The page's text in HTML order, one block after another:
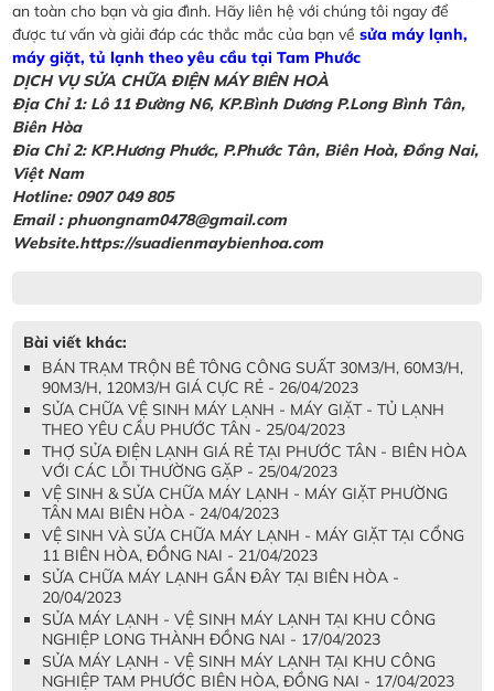
an toàn cho bạn và gia đình. Hãy liên hệ với chúng tôi ngay để
được tư vấn và giải đáp các thắc mắc của bạn vềsửa máy lạnh,
máy giặt, tủ lạnh theo yêu cầu tại Tam Phước
DỊCH VỤ SỬA CHỮA ĐIỆN MÁY BIÊN HOÀ
Địa Chỉ 1: Lô 11 Đường N6, KP.Bình Dương P.Long Bình Tân,
Biên Hòa
Đia Chỉ 2: KP.Hương Phước, P.Phước Tân, Biên Hoà, Đồng Nai,
Việt Nam
Hotline: 0907 049 805
Email : phuongnam0478@gmail.com
Website.https://suadienmaybienhoa.com
Bài viết khác:
BÁN TRẠM TRỘN BÊ TÔNG CÔNG SUẤT 30M3/H, 60M3/H,
90M3/H, 120M3/H GIÁ CỰC RẺ - 26/04/2023
SỬA CHỮA VỆ SINH MÁY LẠNH - MÁY GIẶT - TỦ LẠNH
THEO YÊU CẦU PHƯỚC TÂN - 25/04/2023
THỢ SỬA ĐIỆN LẠNH GIÁ RẺ TẠI PHƯỚC TÂN - BIÊN HÒA
VỚI CÁC LỖI THƯỜNG GẶP - 25/04/2023
VỆ SINH & SỬA CHỮA MÁY LẠNH - MÁY GIẶT PHƯỜNG
TÂN MAI BIÊN HÒA - 24/04/2023
VỆ SINH VÀ SỬA CHỮA MÁY LẠNH - MÁY GIẶT TẠI CỔNG
11 BIÊN HÒA, ĐỒNG NAI - 21/04/2023
SỬA CHỮA MÁY LẠNH GẦN ĐÂY TẠI BIÊN HÒA -
20/04/2023
SỬA MÁY LẠNH - VỆ SINH MÁY LẠNH TẠI KHU CÔNG
NGHIỆP LONG THÀNH ĐỒNG NAI - 17/04/2023
SỬA MÁY LẠNH - VỆ SINH MÁY LẠNH TẠI KHU CÔNG
NGHIỆP TAM PHƯỚC BIÊN HÒA, ĐỒNG NAI - 17/04/2023